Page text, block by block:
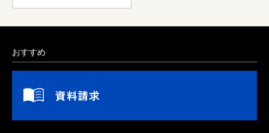
おすすめ
資料請求